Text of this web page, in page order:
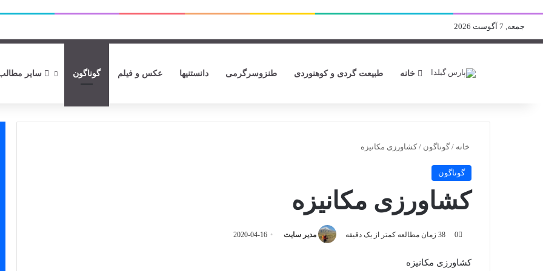
جمعه, 7 آگوست 2026
خانه طبیعت گردی و کوهنوردی طنزوسرگرمی دانستنیها عکس و فیلم گوناگون سایر
خانه / گوناگون / کشاورزی مکانیزه
گوناگون
کشاورزی مکانیزه
مدیر سایت 2020-04-16 0 زمان مطالعه کمتر از یک دقیقه
کشاورزی مکانیزه